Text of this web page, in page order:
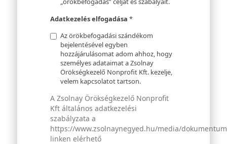
Adatkezelés elfogadása *
Az örökbefogadási szándékom
bejelentésével egyben
hozzájárulásomat adom ahhoz, hogy
személyes adataimat a Zsolnay
Örökségkezelő Nonprofit Kft. kezelje,
velem kapcsolatot tartson.
A Zsolnay Örökségkezelő Nonprofit
Kft általános adatkezelési
szabályzata a
https://www.zsolnaynegyed.hu/media/
linken elérhető